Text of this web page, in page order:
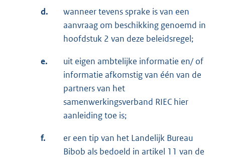
d.
wanneer tevens sprake is van een
aanvraag om beschikking genoemd in
hoofdstuk 2 van deze beleidsregel;
e.
uit eigen ambtelijke informatie en/ of
informatie afkomstig van één van de
partners van het
samenwerkingsverband RIEC hier
aanleiding toe is;
f.
er een tip van het Landelijk Bureau
Bibob als bedoeld in artikel 11 van de